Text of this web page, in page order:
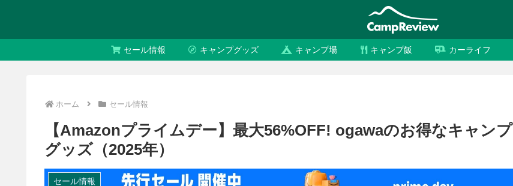
セール情報 キャンプグッズ キャンプ場 キャンプ飯 カーライフ
ホーム セール情報
【Amazonプライムデー】最大56%OFF! ogawaのお得なキャンプ
グッズ（2025年）
セール情報